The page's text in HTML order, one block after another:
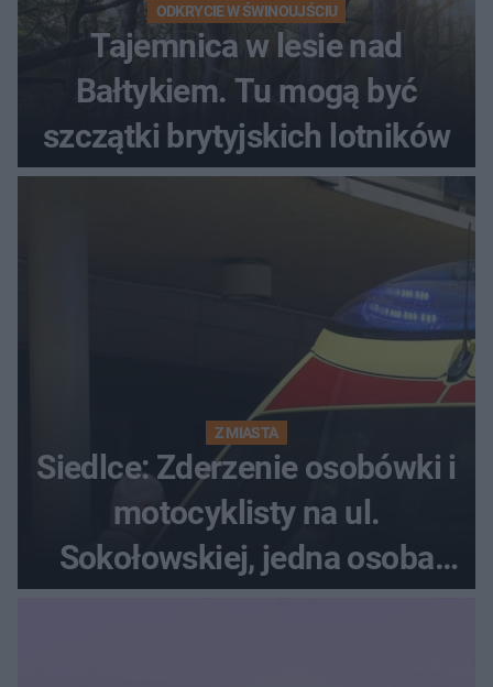
ODKRYCIE W ŚWINOUJŚCIU
Tajemnica w lesie nad
Bałtykiem. Tu mogą być
szczątki brytyjskich lotników
Z MIASTA
Siedlce: Zderzenie osobówki i
motocyklisty na ul.
Sokołowskiej, jedna osoba
ranna!